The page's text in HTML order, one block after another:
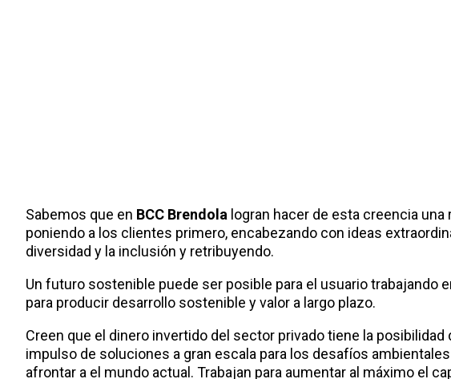
Sabemos que en BCC Brendola logran hacer de esta creencia
poniendo a los clientes primero, encabezando con ideas
diversidad y la inclusión y retribuyendo.
Un futuro sostenible puede ser posible para el usuario trabajando
para producir desarrollo sostenible y valor a largo plazo.
Creen que el dinero invertido del sector privado tiene la posibilidad
impulso de soluciones a gran escala para los desafíos
afrontar a el mundo actual. Trabajan para aumentar al máximo el